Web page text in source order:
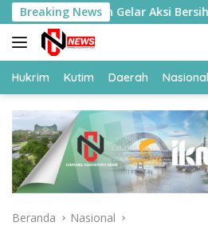
Langsung
ke
konten
Breaking News
Kaltim Gelar Aksi Bersih di
Hukrim Kutim Daerah Nasional
Beranda Nasional